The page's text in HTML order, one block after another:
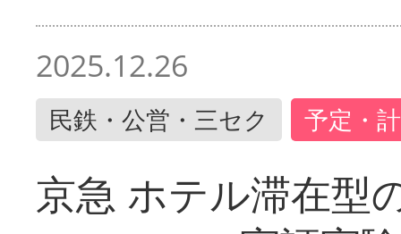
2025.12.26
民鉄・公営・三セク 予定・
京急 ホテル滞在型